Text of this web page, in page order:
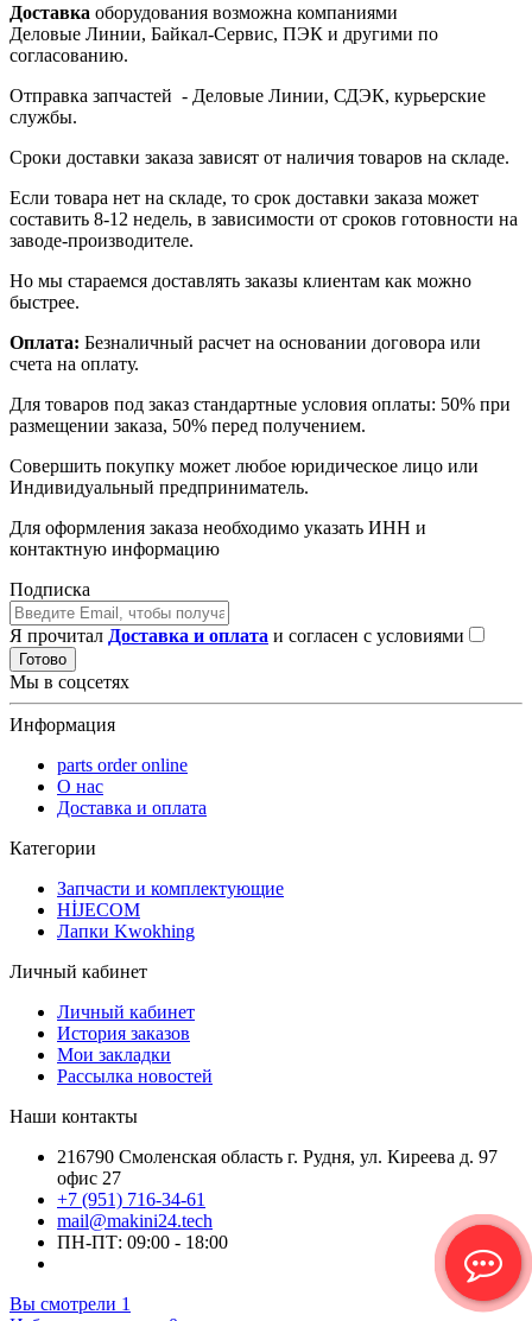
Доставка оборудования возможна компаниями
Деловые Линии, Байкал-Сервис, ПЭК и другими по
согласованию.
Отправка запчастей - Деловые Линии, СДЭК, курьерские
службы.
Сроки доставки заказа зависят от наличия товаров на складе.
Если товара нет на складе, то срок доставки заказа может
составить 8-12 недель, в зависимости от сроков готовности на
заводе-производителе.
Но мы стараемся доставлять заказы клиентам как можно
быстрее.
Оплата: Безналичный расчет на основании договора или
счета на оплату.
Для товаров под заказ стандартные условия оплаты: 50% при
размещении заказа, 50% перед получением.
Совершить покупку может любое юридическое лицо или
Индивидуальный предприниматель.
Для оформления заказа необходимо указать ИНН и
контактную информацию
Подписка
Я прочитал Доставка и оплата и согласен с условиями
Готово
Мы в соцсетях
Информация
parts order onlinе
О нас
Доставка и оплата
Категории
Запчасти и комплектующие
HİJECOM
Лапки Kwokhing
Личный кабинет
Личный кабинет
История заказов
Мои закладки
Рассылка новостей
Наши контакты
216790 Смоленская область г. Рудня, ул. Киреева д. 97
офис 27
+7 (951) 716-34-61
mail@makini24.tech
ПН-ПТ: 09:00 - 18:00
Вы смотрели 1